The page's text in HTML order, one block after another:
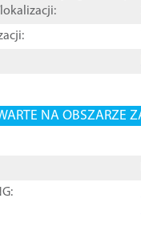
NA OBSZARZE